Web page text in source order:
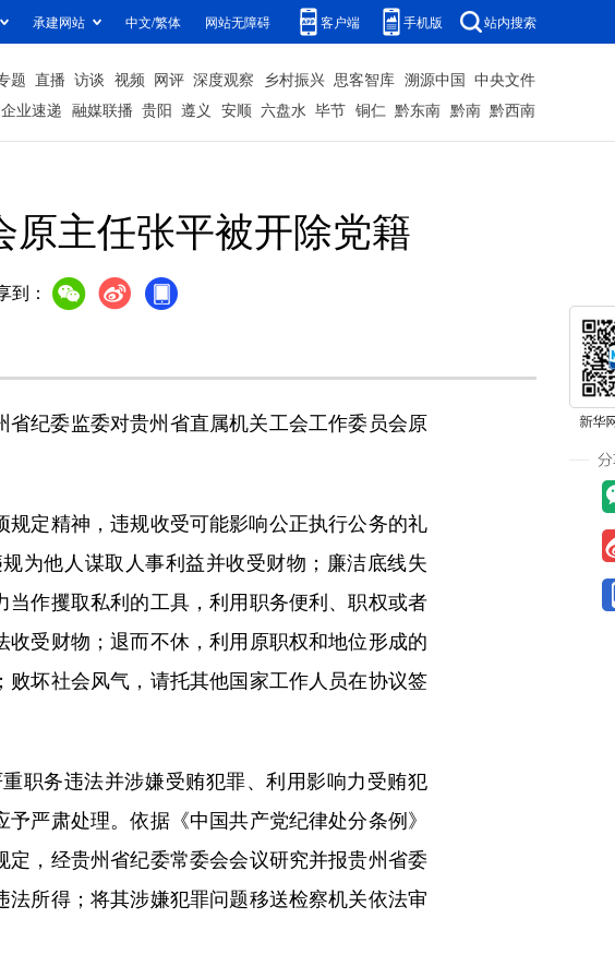
承建网站 中文/繁体 网站无障碍 客户端 手机版 站内搜索
题 直播 访谈 视频 网评 深度观察 乡村振兴 思客智库 溯源中国 中央文件
企业速递 融媒联播 贵阳 遵义 安顺 六盘水 毕节 铜仁 黔东南 黔南 黔西南
主任张平被开除党籍
到：
纪委监委对贵州省直属机关工会工作委员会原
定精神，违规收受可能影响公正执行公务的礼
为他人谋取人事利益并收受财物；廉洁底线失
作攫取私利的工具，利用职务便利、职权或者
受财物；退而不休，利用原职权和地位形成的
坏社会风气，请托其他国家工作人员在协议签
务违法并涉嫌受贿犯罪、利用影响力受贿犯
严肃处理。依据《中国共产党纪律处分条例》
定，经贵州省纪委常委会会议研究并报贵州省委
所得；将其涉嫌犯罪问题移送检察机关依法审